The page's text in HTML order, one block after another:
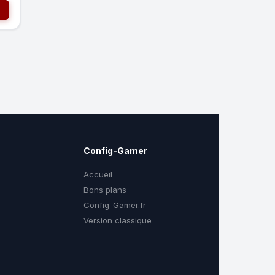
Config-Gamer
Accueil
Bons plans
Config-Gamer.fr
Version classique